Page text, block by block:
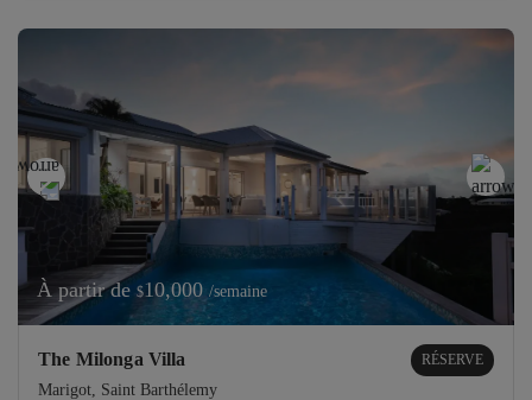
À partir de $10,000 /semaine
The Milonga Villa RÉSERVE
Marigot, Saint Barthélemy